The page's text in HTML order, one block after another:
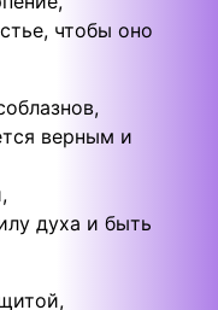
чтобы оно
верным и
духа и быть